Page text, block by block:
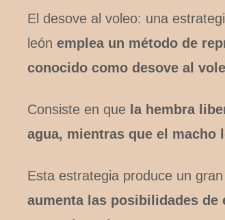
El desove al voleo: una
león emplea un método de
conocido como desove al
Consiste en que la hembra
agua, mientras que el macho
Esta estrategia produce un
aumenta las posibilidades